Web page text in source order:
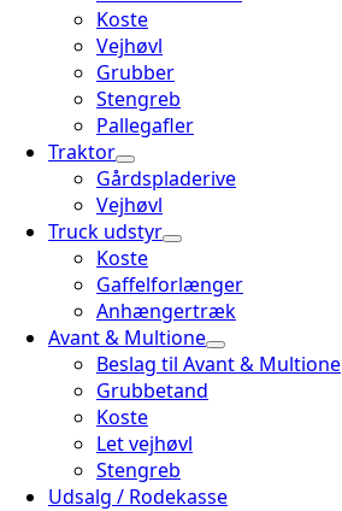
Koste
Vejhøvl
Grubber
Stengreb
Pallegafler
Traktor
Gårdspladerive
Vejhøvl
Truck udstyr
Koste
Gaffelforlænger
Anhængertræk
Avant & Multione
Beslag til Avant & Multione
Grubbetand
Koste
Let vejhøvl
Stengreb
Udsalg / Rodekasse